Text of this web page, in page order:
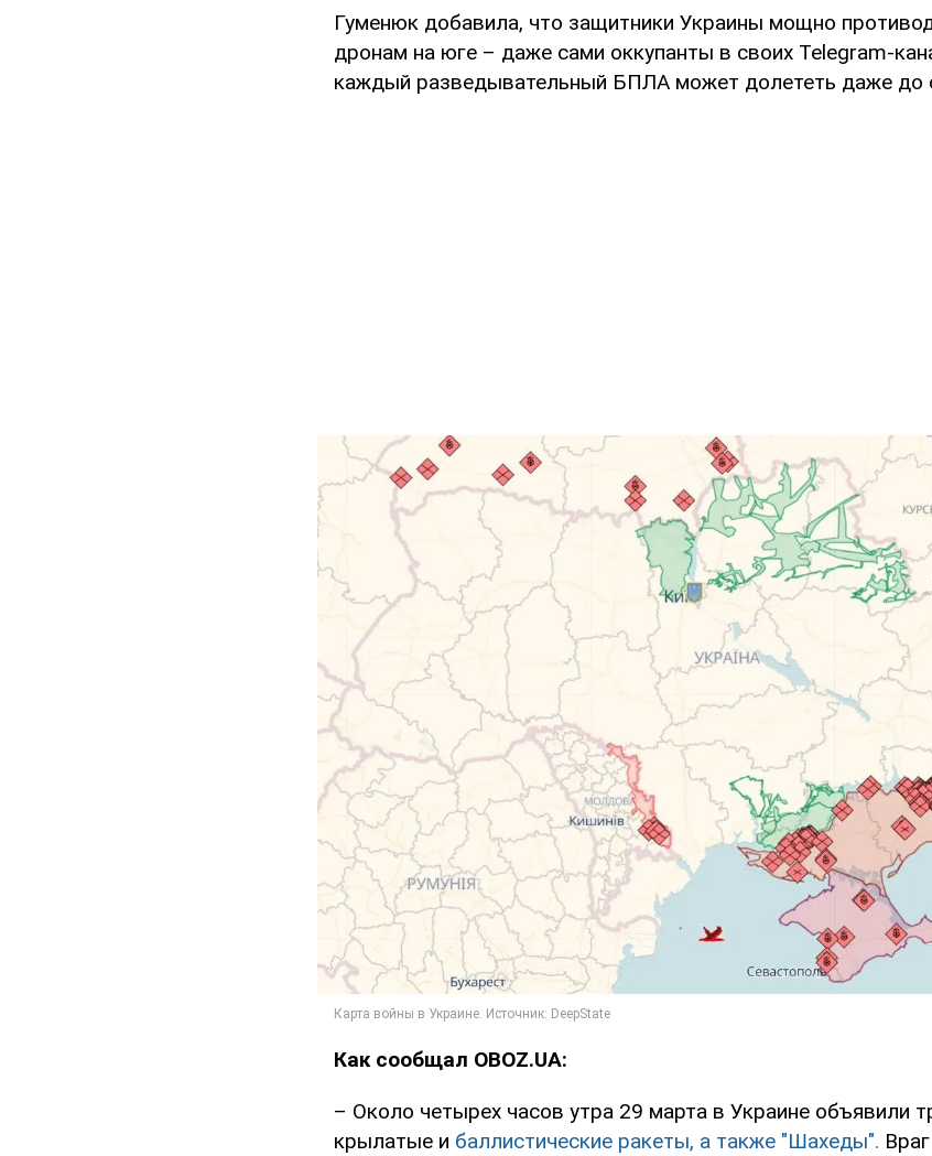
Гуменюк добавила, что защитники Украины мощно
дронам на юге – даже сами оккупанты в своих Telegram-
каждый разведывательный БПЛА может долететь даже до
Как сообщал OBOZ.UA:
– Около четырех часов утра 29 марта в Украине объявили
крылатые и баллистические ракеты, а также "Шахеды".